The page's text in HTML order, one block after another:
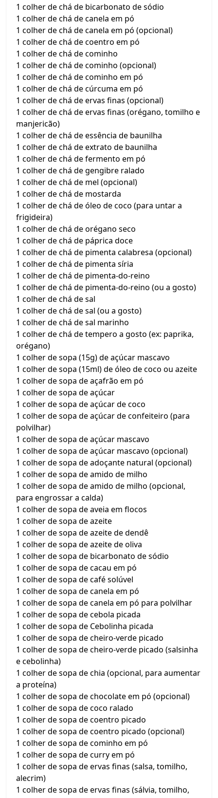
1 colher de chá de bicarbonato de sódio
1 colher de chá de canela em pó
1 colher de chá de canela em pó (opcional)
1 colher de chá de coentro em pó
1 colher de chá de cominho
1 colher de chá de cominho (opcional)
1 colher de chá de cominho em pó
1 colher de chá de cúrcuma em pó
1 colher de chá de ervas finas (opcional)
1 colher de chá de ervas finas (orégano, tomilho e
manjericão)
1 colher de chá de essência de baunilha
1 colher de chá de extrato de baunilha
1 colher de chá de fermento em pó
1 colher de chá de gengibre ralado
1 colher de chá de mel (opcional)
1 colher de chá de mostarda
1 colher de chá de óleo de coco (para untar a
frigideira)
1 colher de chá de orégano seco
1 colher de chá de páprica doce
1 colher de chá de pimenta calabresa (opcional)
1 colher de chá de pimenta síria
1 colher de chá de pimenta-do-reino
1 colher de chá de pimenta-do-reino (ou a gosto)
1 colher de chá de sal
1 colher de chá de sal (ou a gosto)
1 colher de chá de sal marinho
1 colher de chá de tempero a gosto (ex: paprika,
orégano)
1 colher de sopa (15g) de açúcar mascavo
1 colher de sopa (15ml) de óleo de coco ou azeite
1 colher de sopa de açafrão em pó
1 colher de sopa de açúcar
1 colher de sopa de açúcar de coco
1 colher de sopa de açúcar de confeiteiro (para
polvilhar)
1 colher de sopa de açúcar mascavo
1 colher de sopa de açúcar mascavo (opcional)
1 colher de sopa de adoçante natural (opcional)
1 colher de sopa de amido de milho
1 colher de sopa de amido de milho (opcional,
para engrossar a calda)
1 colher de sopa de aveia em flocos
1 colher de sopa de azeite
1 colher de sopa de azeite de dendê
1 colher de sopa de azeite de oliva
1 colher de sopa de bicarbonato de sódio
1 colher de sopa de cacau em pó
1 colher de sopa de café solúvel
1 colher de sopa de canela em pó
1 colher de sopa de canela em pó para polvilhar
1 colher de sopa de cebola picada
1 colher de sopa de Cebolinha picada
1 colher de sopa de cheiro-verde picado
1 colher de sopa de cheiro-verde picado (salsinha
e cebolinha)
1 colher de sopa de chia (opcional, para aumentar
a proteína)
1 colher de sopa de chocolate em pó (opcional)
1 colher de sopa de coco ralado
1 colher de sopa de coentro picado
1 colher de sopa de coentro picado (opcional)
1 colher de sopa de cominho em pó
1 colher de sopa de curry em pó
1 colher de sopa de ervas finas (salsa, tomilho,
alecrim)
1 colher de sopa de ervas finas (sálvia, tomilho,